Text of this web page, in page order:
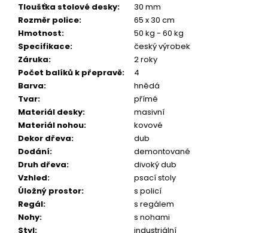
Tloušťka stolové desky:
30 mm
Rozměr police:
65 x 30 cm
Hmotnost:
50 kg - 60 kg
Specifikace:
český výrobek
Záruka:
2 roky
Počet balíků k přepravě:
4
Barva:
hnědá
Tvar:
přímé
Materiál desky:
masivní
Materiál nohou:
kovové
Dekor dřeva:
dub
Dodání:
demontované
Druh dřeva:
divoký dub
Vzhled:
psací stoly
Úložný prostor:
s policí
Regál:
s regálem
Nohy:
s nohami
Styl: industriální